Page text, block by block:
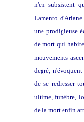
n'en subsistent
Lamento
une prodigieuse
de mort qui
mouvements
degré,
de se redresser
ultime, funèbre,
de la mort enfin